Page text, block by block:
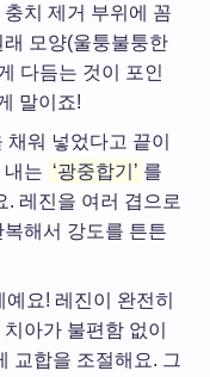
치 제거 부위에 꼼
모양(울퉁불퉁한
다듬는 것이 포인
말이죠!
채워 넣었다고 끝이
내는 ‘광중합기’ 를
. 레진을 여러 겹으로
해서 강도를 튼튼
예요! 레진이 완전히
아가 불편함 없이
교합을 조절해요. 그